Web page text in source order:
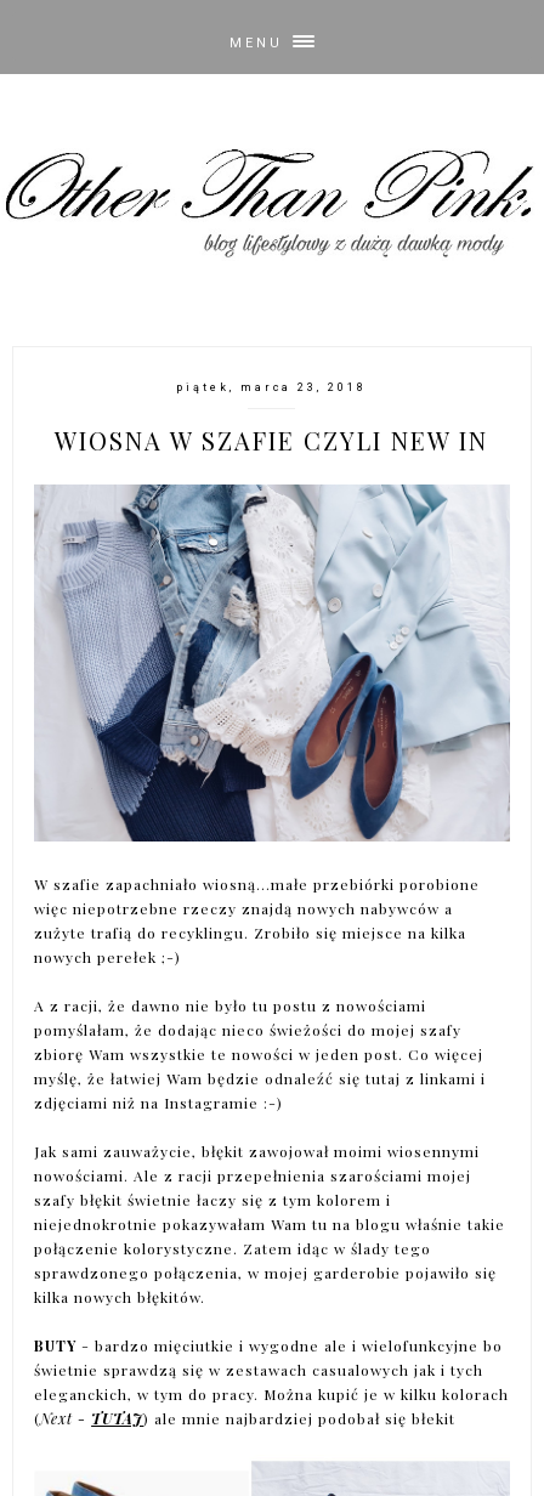
MENU
piątek, marca 23, 2018
WIOSNA W SZAFIE CZYLI NEW IN
W szafie zapachniało wiosną...małe przebiórki porobione
więc niepotrzebne rzeczy znajdą nowych nabywców a
zużyte trafią do recyklingu. Zrobiło się miejsce na kilka
nowych perełek ;-)
A z racji, że dawno nie było tu postu z nowościami
pomyślałam, że dodając nieco świeżości do mojej szafy
zbiorę Wam wszystkie te nowości w jeden post. Co więcej
myślę, że łatwiej Wam będzie odnaleźć się tutaj z linkami i
zdjęciami niż na Instagramie :-)
Jak sami zauważycie, błękit zawojował moimi wiosennymi
nowościami. Ale z racji przepełnienia szarościami mojej
szafy błękit świetnie łaczy się z tym kolorem i
niejednokrotnie pokazywałam Wam tu na blogu właśnie takie
połączenie kolorystyczne. Zatem idąc w ślady tego
sprawdzonego połączenia, w mojej garderobie pojawiło się
kilka nowych błękitów.
BUTY - bardzo mięciutkie i wygodne ale i wielofunkcyjne bo
świetnie sprawdzą się w zestawach casualowych jak i tych
eleganckich, w tym do pracy. Można kupić je w kilku kolorach
(Next - TUTAJ) ale mnie najbardziej podobał się błekit